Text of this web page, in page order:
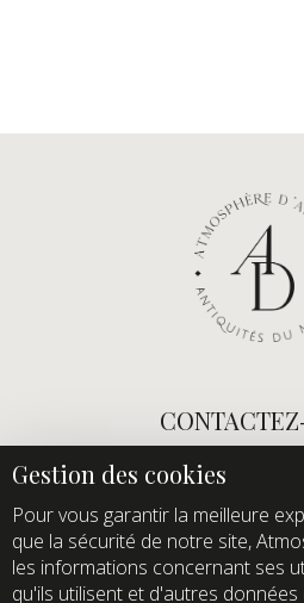
Tel :
+33 (0)1 60
Domaine de
Route de
91470 Les
Pour vous garantir la meilleure
que la sécurité de notre site,
les informations concernant ses
qu'ils utilisent et d'autres données